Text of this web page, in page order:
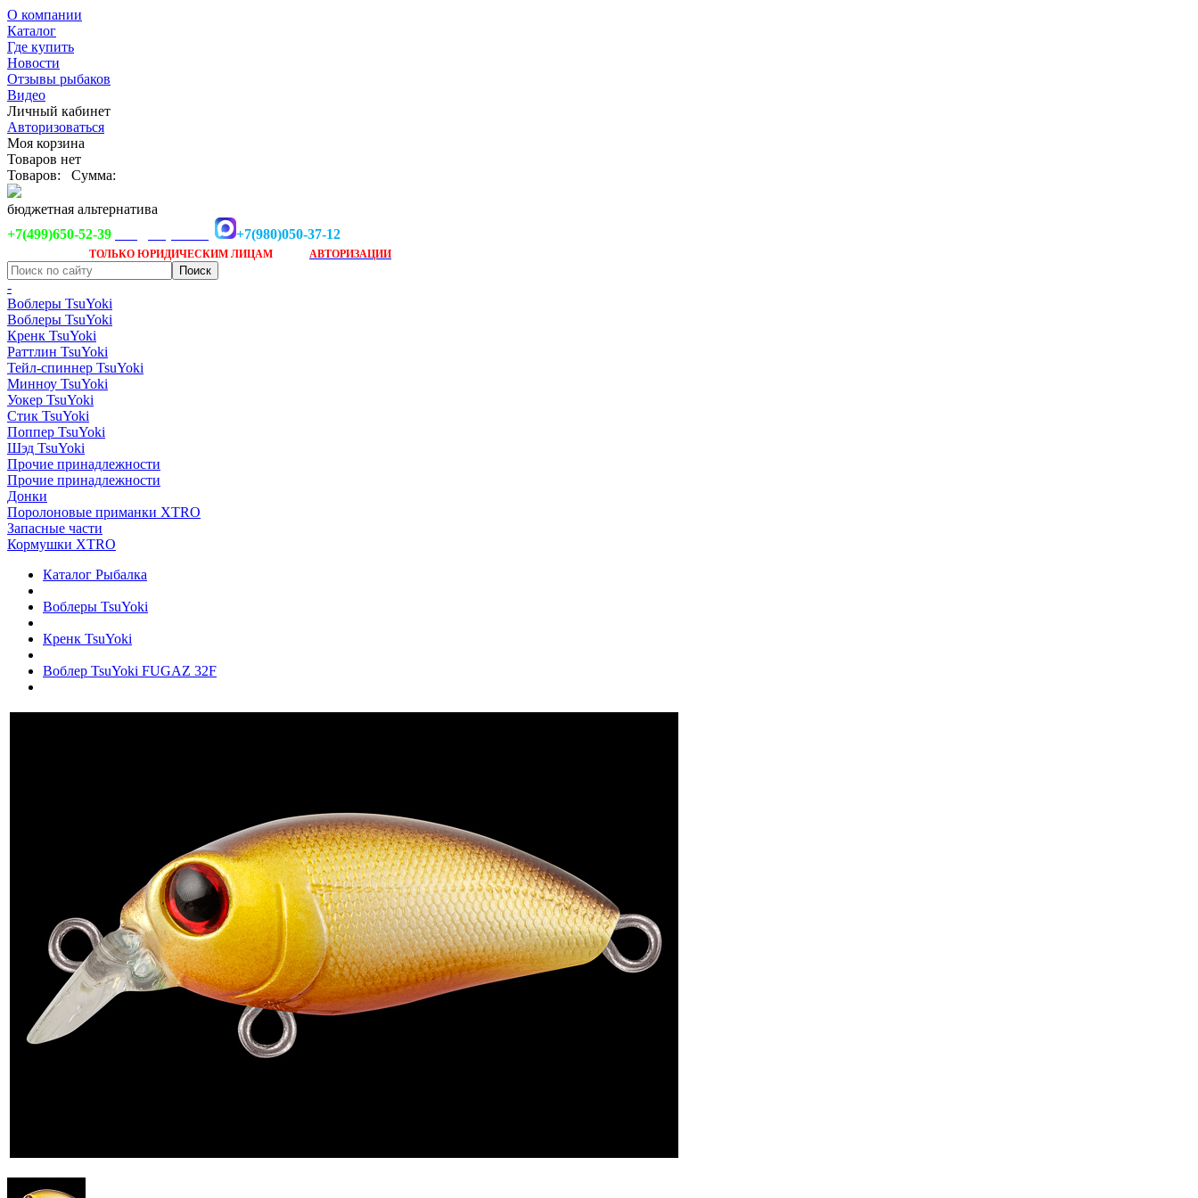
О компании
Каталог
Где купить
Новости
Отзывы рыбаков
Видео
Личный кабинет
Авторизоваться
Моя корзина
Товаров нет
Товаров:
Сумма:
бюджетная альтернатива
+7(499)650-52-39
+7(980)050-37-12
ТОЛЬКО ЮРИДИЧЕСКИМ ЛИЦАМ АВТОРИЗАЦИИ
-
Воблеры TsuYoki
Воблеры TsuYoki
Кренк TsuYoki
Раттлин TsuYoki
Тейл-спиннер TsuYoki
Минноу TsuYoki
Уокер TsuYoki
Стик TsuYoki
Поппер TsuYoki
Шэд TsuYoki
Прочие принадлежности
Прочие принадлежности
Донки
Поролоновые приманки XTRO
Запасные части
Кормушки XTRO
Каталог Рыбалка
Воблеры TsuYoki
Кренк TsuYoki
Воблер TsuYoki FUGAZ 32F